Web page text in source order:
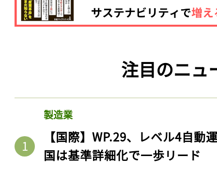
注目のニュ
製造業
【国際】WP.29、レベル4自動
国は基準詳細化で一歩リード